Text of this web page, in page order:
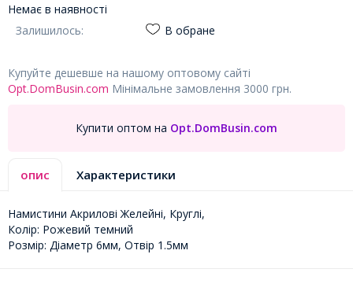
Немає в наявності
Залишилось:
В обране
Купуйте дешевше на нашому оптовому сайті
Opt.DomBusin.com Мінімальне замовлення 3000 грн.
Купити оптом на Opt.DomBusin.com
опис Характеристики
Намистини Акрилові Желейні, Круглі,
Колір: Рожевий темний
Розмір: Діаметр 6мм, Отвір 1.5мм